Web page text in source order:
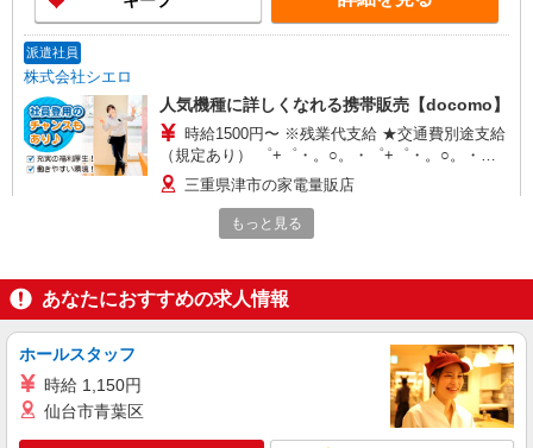
派遣社員
株式会社シエロ
人気機種に詳しくなれる携帯販売【docomo】
時給1500円〜 ※残業代支給 ★交通費別途支給
（規定あり） ゜+゜・。○。・゜+゜・。○。・゜
+゜ 入社祝い金10万円支給(規定有) お友達を紹介
頂くと, インセンティブ支給(規定有) ★月2回払
い・週払い可能（規程有）★ ゜・。○。・゜
+゜・。○。・゜+゜
三重県津市の家電量販店
派遣社員
株式会社シエロ
携帯販売スタッフ【softbank】
時給1600円〜 ※別途インセンティブ、職能評
価制度あり ※残業代支給 ★交通費別途支給（規定
社祝い金10万円支給(規定有) お友達を紹介頂くと,
もっと見る
あなたにおすすめの求人情報
ホールスタッフ
時給 1,150円
仙台市青葉区